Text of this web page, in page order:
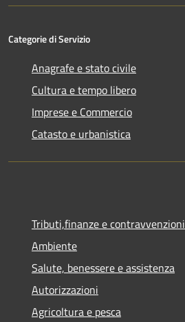
Categorie di Servizio
Anagrafe e stato civile
Cultura e tempo libero
Imprese e Commercio
Catasto e urbanistica
Tributi,finanze e contravvenzioni
Ambiente
Salute, benessere e assistenza
Autorizzazioni
Agricoltura e pesca